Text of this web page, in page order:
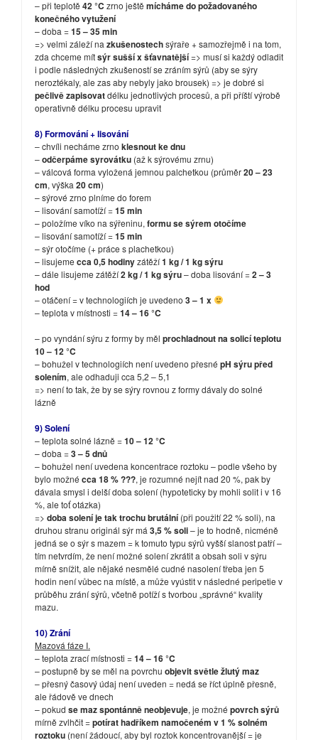
– při teplotě 42 °C zrno ještě mícháme do požadovaného
konečného vytužení
– doba =15 – 35 min
=> velmi záleží na zkušenostechsýraře + samozřejmě i na tom,
zda chceme mítsýr sušší x šťavnatější=> musí si každý odladit
i podle následných zkušeností se zráním sýrů (aby se sýry
neroztékaly, ale zas aby nebyly jako brousek) => je dobré si
pečlivě zapisovatdélku jednotlivých procesů, a při příští výrobě
operativně délku procesu upravit
8) Formování + lisování
– chvíli necháme zrno klesnout ke dnu
–odčerpáme syrovátku (až k sýrovému zrnu)
– válcová forma vyložená jemnou palchetkou (průměr20 – 23
cm, výška 20 cm)
– sýrové zrno plníme do forem
– lisování samotíží =15 min
– položíme víko na sýřeninu, formu se sýrem otočíme
– lisování samotíží =15 min
– sýr otočíme (+ práce s plachetkou)
– lisujeme cca 0,5 hodinyzátěží1 kg / 1 kg sýru
– dále lisujeme zátěží2 kg / 1 kg sýru– doba lisování =2 – 3
hod
– otáčení = v technologiích je uvedeno 3 – 1 x
– teplota v místnosti =14 – 16 °C
– po vyndání sýru z formy by měl prochladnout na solicí teplotu
10 – 12 °C
– bohužel v technologiích není uvedeno přesné pH sýru před
solením, ale odhaduji cca 5,2 – 5,1
=> není to tak, že by se sýry rovnou z formy dávaly do solné
lázně
9) Solení
– teplota solné lázně =10 – 12 °C
– doba =3 – 5 dnů
– bohužel není uvedena koncentrace roztoku – podle všeho by
bylo možné cca 18 % ???, je rozumné nejít nad 20 %, pak by
dávala smysl i delší doba solení (hypoteticky by mohli solit i v 16
%, ale toť otázka)
=> doba solení je tak trochu brutální(při použití 22 % soli), na
druhou stranu originál sýr má 3,5 % soli– je to hodně, nicméně
jedná se o sýr s mazem = k tomuto typu sýrů vyšší slanost patří –
tím netvrdím, že není možné solení zkrátit a obsah soli v sýru
mírně snížit, ale nějaké nesmělé cudné nasolení třeba jen 5
hodin není vůbec na místě, a může vyústit v následné peripetie v
průběhu zrání sýrů, včetně potíží s tvorbou „správné“ kvality
mazu.
10) Zrání
Mazová fáze I.
– teplota zrací místnosti =14 – 16 °C
– postupně by se měl na povrchu objevit světle žlutý maz
– přesný časový údaj není uveden = nedá se říct úplně přesně,
ale řádově ve dnech
– pokud se maz spontánně neobjevuje, je možné povrch sýrů
mírně zvlhčit =potírat hadříkem namočeném v 1 % solném
roztoku (není žádoucí, aby byl roztok koncentrovanější = je